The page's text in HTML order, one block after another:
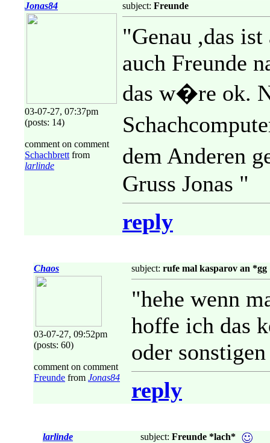
Jonas84
03-07-27, 07:37pm
(posts: 14)
comment on comment
Schachbrett from
larlinde
subject: Freunde
"Genau ,das
auch Freunde
das w�re ok.
dem Anderen
Gruss Jonas "
reply
Chaos
03-07-27, 09:52pm
(posts: 60)
comment on comment
Freunde from Jonas84
subject: rufe mal kasparov an *gg
"hehe wenn
hoffe ich das
oder
reply
larlinde
subject: Freunde *lach*